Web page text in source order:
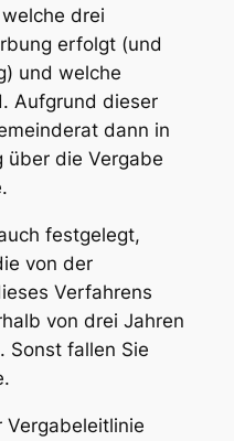
drei
erfolgt (und
und welche
Aufgrund dieser
dann in
über die Vergabe
festgelegt,
von der
Verfahrens
von drei Jahren
Sonst fallen Sie
Vergabeleitlinie